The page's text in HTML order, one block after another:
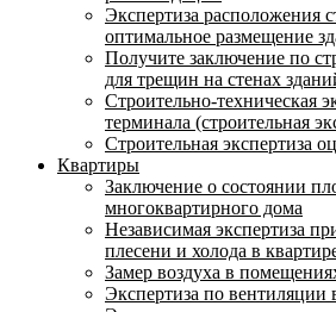
Экспертиза расположения
оптимальное размещение
Получите заключение по
для трещин на стенах
Строительно-техническая
терминала (строительная
Строительная экспертиза
Квартиры
Заключение о состоянии
многоквартирного дома
Независимая экспертиза
плесени и холода в
Замер воздуха в
Экспертиза по вентиляции